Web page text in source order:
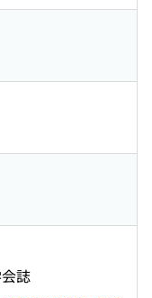
誌